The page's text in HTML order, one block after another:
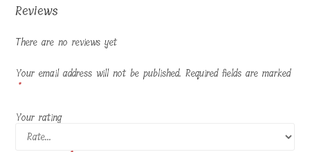
Reviews
There are no reviews yet
Your email address will not be published. Required fields are marked
*
Your rating